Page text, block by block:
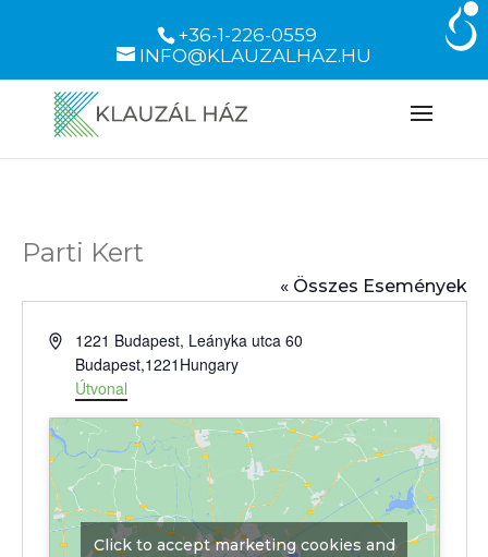
+36-1-226-0559
INFO@KLAUZALHAZ.HU
Parti Kert
« Összes Események
Cím 1221 Budapest, Leányka utca 60
Budapest,1221 Hungary
Útvonal
Click to accept marketing cookies and